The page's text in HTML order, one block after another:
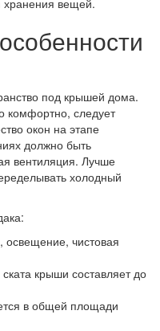
хранения вещей.
под крышей дома.
комфортно, следует
окон на этапе
должно быть
вентиляция. Лучше
холодный
освещение, чистовая
крыши составляет до
в общей площади